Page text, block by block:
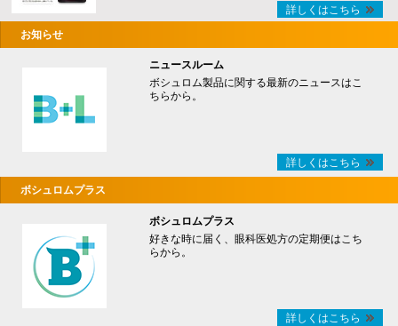
詳しくはこちら
お知らせ
ニュースルーム
ボシュロム製品に関する最新のニュースはこ
ちらから。
詳しくはこちら
ボシュロムプラス
ボシュロムプラス
好きな時に届く、眼科医処方の定期便はこち
らから。
詳しくはこちら